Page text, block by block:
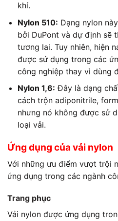
khí.
Nylon 510: Dạng nylon
bởi DuPont và dự định sẽ
tương lai. Tuy nhiên, hiện
được sử dụng trong các
công nghiệp thay vì dùng
Nylon 1,6: Đây là dạng
cách trộn adiponitrile,
nhưng nó không được sử
loại vải.
Ứng dụng của vải nylon
Với những ưu điểm vượt trội
ứng dụng trong các ngành
Trang phục
Vải nylon được ứng dụng